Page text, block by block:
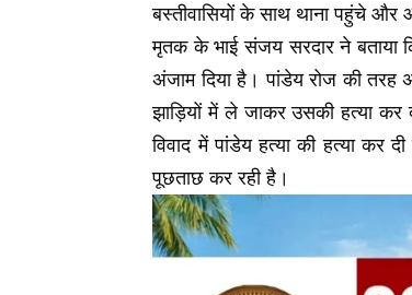
बस्तीवासियों के साथ थाना पहुंचे और
मृतक के भाई संजय सरदार ने बताया
अंजाम दिया है। पांडेय रोज की
झाड़ियों में ले जाकर उसकी हत्या कर
विवाद में पांडेय हत्या की हत्या
पूछताछ कर रही है।